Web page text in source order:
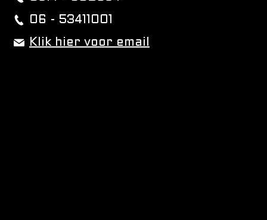
06 - 53411001
Klik hier voor email